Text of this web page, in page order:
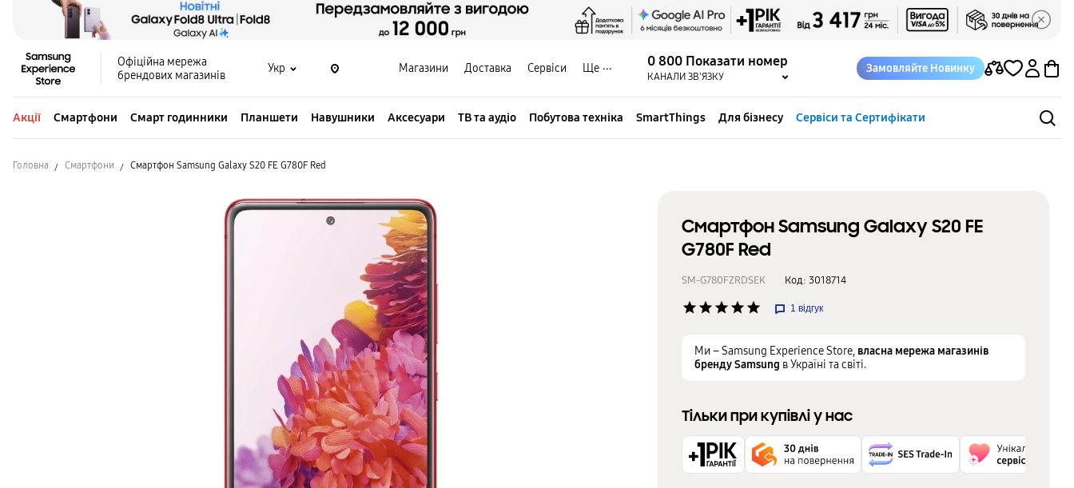
Офіційна мережа
брендових магазинів
Укр Магазини Доставка Сервіси Ще 0 800 Показати номер
КАНАЛИ ЗВ'ЯЗКУ
Замовляйте Новинку
Акції Смартфони Смарт годинники Планшети Навушники Аксесуари ТВ та аудіо Побутова техніка SmartThings Для бізнесу Сервіси та Сертифікати
Головна Смартфони Смартфон Samsung Galaxy S20 FE G780F Red
Смартфон Samsung Galaxy S20 FE
G780F Red
SM-G780FZRDSEK Код: 3018714
star star star star star 1 відгук
Ми – Samsung Experience Store, власна мережа магазинів
бренду Samsung в Україні та світі.
Тільки при купівлі у нас